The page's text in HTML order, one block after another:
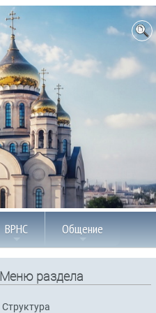
ВРНС Общение
Меню раздела
Структура